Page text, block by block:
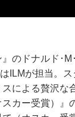
のドナルド･
ILMが担当。
による贅沢
カー受賞）